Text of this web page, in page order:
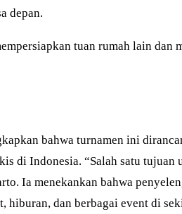
depan.
tuan rumah lain dan
bahwa turnamen ini
di Indonesia. “Salah satu tujuan
Ia menekankan bahwa
hiburan, dan berbagai event di